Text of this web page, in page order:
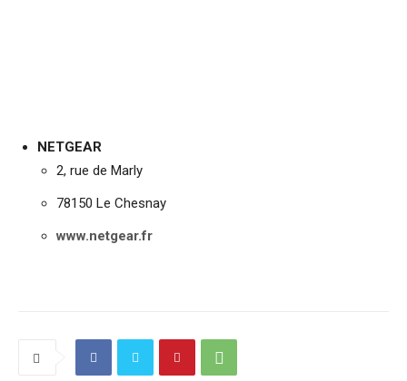
NETGEAR
2, rue de Marly
78150 Le Chesnay
www.netgear.fr